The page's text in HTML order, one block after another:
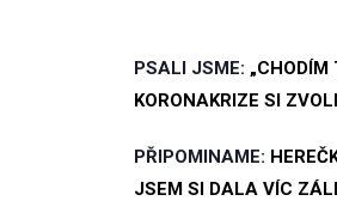
PSALI JSME:
KORONAKRIZE SI
PŘIPOMINAME:
JSEM SI DALA VÍC